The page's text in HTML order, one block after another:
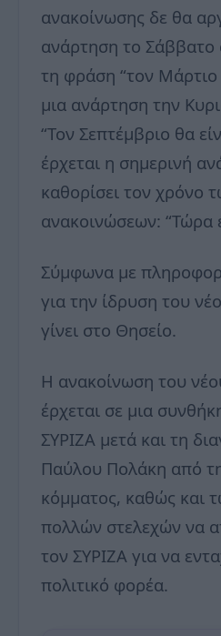
ανακοίνωσης δε θα
ανάρτηση το Σάββατο
τη φράση “τον Μάρτιο
μια ανάρτηση την
“Τον Σεπτέμβριο θα
έρχεται η σημερινή
καθορίσει τον χρόνο
ανακοινώσεων: “Τώρα
Σύμφωνα με
για την ίδρυση του
γίνει στο Θησείο.
Η ανακοίνωση του
έρχεται σε μια
ΣΥΡΙΖΑ μετά και τη
Παύλου Πολάκη από
κόμματος, καθώς και
πολλών στελεχών να
τον ΣΥΡΙΖΑ για να
πολιτικό φορέα.